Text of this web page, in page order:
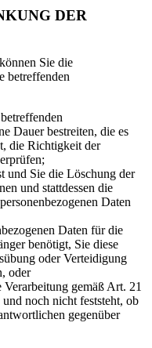
DER
Sie die
betreffenden
Dauer bestreiten, die es
die Richtigkeit der
und Sie die Löschung der
und stattdessen die
Daten
Daten für die
benötigt, Sie diese
oder Verteidigung
oder
gemäß Art. 21
noch nicht feststeht, ob
gegenüber